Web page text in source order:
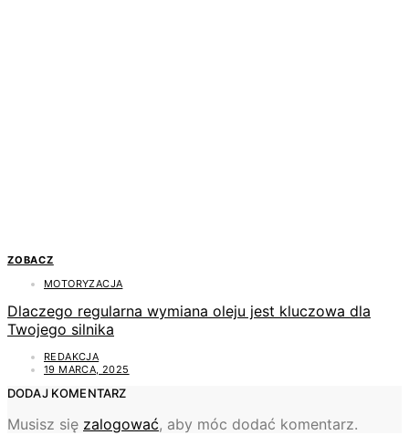
ZOBACZ
MOTORYZACJA
Dlaczego regularna wymiana oleju jest kluczowa dla
Twojego silnika
REDAKCJA
19 MARCA, 2025
DODAJ KOMENTARZ
Musisz się zalogować, aby móc dodać komentarz.